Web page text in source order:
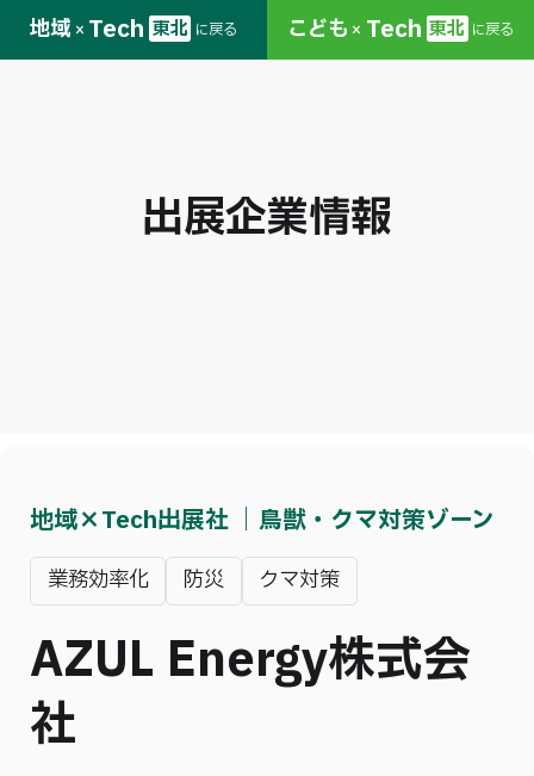
地域 × Tech 東北 に戻る こども × Tech 東北 に戻る
出展企業情報
地域×Tech出展社 ｜鳥獣・クマ対策ゾーン
業務効率化 防災 クマ対策
AZUL Energy株式会
社